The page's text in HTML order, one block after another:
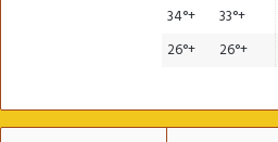
+
33°
+
34°
+
26°
+
26°